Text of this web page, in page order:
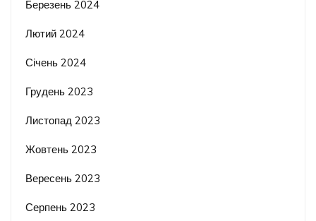
Березень 2024
Лютий 2024
Січень 2024
Грудень 2023
Листопад 2023
Жовтень 2023
Вересень 2023
Серпень 2023